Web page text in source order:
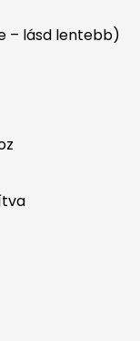
– lásd lentebb)